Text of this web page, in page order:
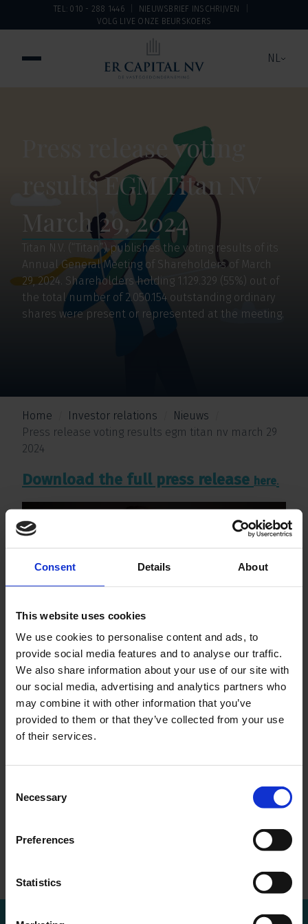
Consent Details About
This website uses cookies
We use cookies to personalise content and ads, to
provide social media features and to analyse our traffic.
We also share information about your use of our site with
our social media, advertising and analytics partners who
may combine it with other information that you’ve
provided to them or that they’ve collected from your use
of their services.
Selection
Necessary
Preferences
Statistics
TEL: 010 - 288 1446
NIEUWSBRIEF INSCHRIJVEN
VOLG LIVE ONZE BEURSKOERS
NL
Press release voting
results EGM Titan NV
March 29, 2024
Titan N.V. (“Titan”) publishes the voting results of its
Annual General Meeting of Shareholders of March
29, 2024. Shareholders holding 1.129.329 (55%) out of
the total number of 2.050.154 outstanding ordinary
shares were present or represented at the meeting.
Home Investor relations
Nieuws
Press release voting results egm titan nv march 29
2024
Download the full press release here.
MEER WETEN?
Bel of mail voor een afspraak
Titan NV voting
Titan N.V. issues
→